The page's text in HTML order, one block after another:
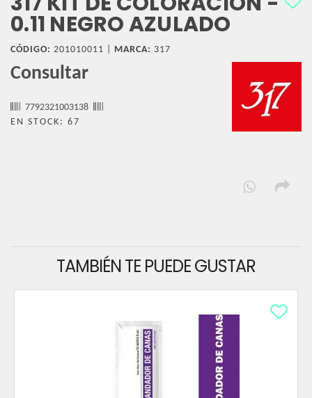
0.11 NEGRO AZULADO
CÓDIGO: 201010011 | MARCA: 317
Consultar
7792321003138
EN STOCK: 67
TAMBIÉN TE PUEDE GUSTAR